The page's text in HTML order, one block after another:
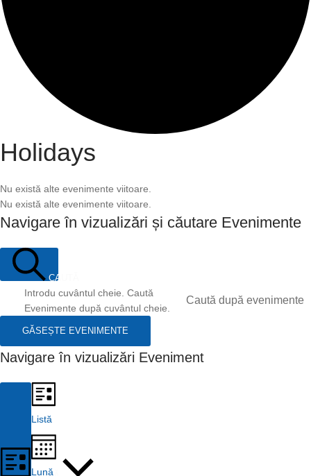
Holidays
Nu există alte evenimente viitoare.
Nu există alte evenimente viitoare.
Navigare în vizualizări și căutare Evenimente
CAUTĂ
Introdu cuvântul cheie. Caută
Evenimente după cuvântul cheie.
GĂSEȘTE EVENIMENTE
Navigare în vizualizări Eveniment
Listă
Lună